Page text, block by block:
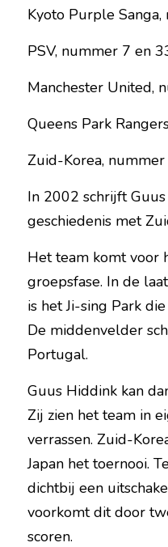
Kyoto Purple
PSV, nummer 7 en
Manchester United,
Queens Park
Zuid-Korea,
In 2002 schrijft
geschiedenis met
Het team komt voor
groepsfase. In de
is het Ji-sing Park
De middenvelder
Portugal.
Guus Hiddink kan
Zij zien het team in
verrassen. Zuid-
Japan het toernooi.
dichtbij een
voorkomt dit door
scoren.